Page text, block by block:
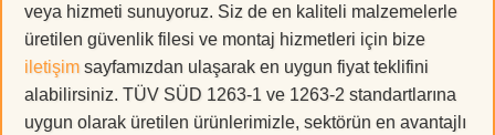
veya hizmeti sunuyoruz. Siz de en kaliteli malzemelerle
üretilen güvenlik filesi ve montaj hizmetleri için bize
iletişim sayfamızdan ulaşarak en uygun fiyat teklifini
alabilirsiniz. TÜV SÜD 1263-1 ve 1263-2 standartlarına
uygun olarak üretilen ürünlerimizle, sektörün en avantajlı